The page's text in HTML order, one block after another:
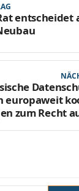
entscheidet
europaweit
zum Recht